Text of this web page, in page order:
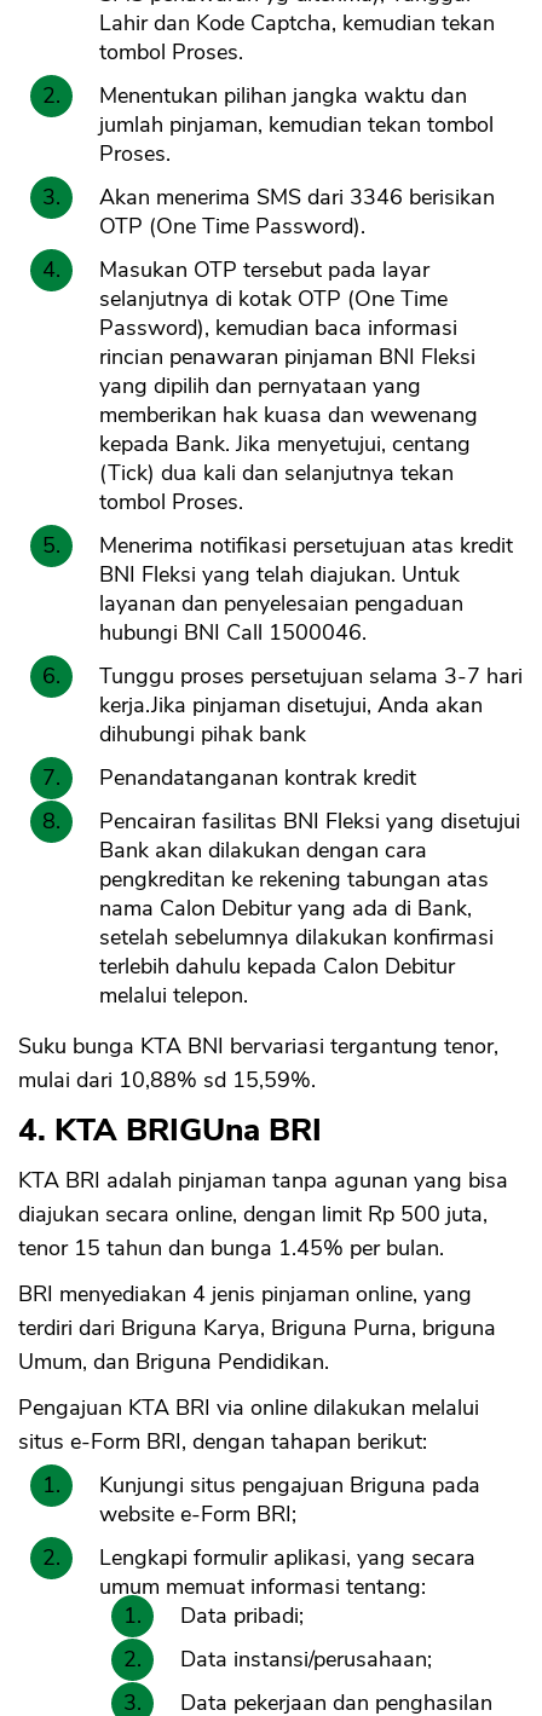
Lahir dan Kode Captcha, kemudian tekan
tombol Proses.
Menentukan pilihan jangka waktu dan
jumlah pinjaman, kemudian tekan tombol
Proses.
Akan menerima SMS dari 3346 berisikan
OTP (One Time Password).
Masukan OTP tersebut pada layar
selanjutnya di kotak OTP (One Time
Password), kemudian baca informasi
rincian penawaran pinjaman BNI Fleksi
yang dipilih dan pernyataan yang
memberikan hak kuasa dan wewenang
kepada Bank. Jika menyetujui, centang
(Tick) dua kali dan selanjutnya tekan
tombol Proses.
Menerima notifikasi persetujuan atas kredit
BNI Fleksi yang telah diajukan. Untuk
layanan dan penyelesaian pengaduan
hubungi BNI Call 1500046.
Tunggu proses persetujuan selama 3-7 hari
kerja.Jika pinjaman disetujui, Anda akan
dihubungi pihak bank
Penandatanganan kontrak kredit
Pencairan fasilitas BNI Fleksi yang disetujui
Bank akan dilakukan dengan cara
pengkreditan ke rekening tabungan atas
nama Calon Debitur yang ada di Bank,
setelah sebelumnya dilakukan konfirmasi
terlebih dahulu kepada Calon Debitur
melalui telepon.
Suku bunga KTA BNI bervariasi tergantung tenor,
mulai dari 10,88% sd 15,59%.
4. KTA BRIGUna BRI
KTA BRI adalah pinjaman tanpa agunan yang bisa
diajukan secara online, dengan limit Rp 500 juta,
tenor 15 tahun dan bunga 1.45% per bulan.
BRI menyediakan 4 jenis pinjaman online, yang
terdiri dari Briguna Karya, Briguna Purna, briguna
Umum, dan Briguna Pendidikan.
Pengajuan KTA BRI via online dilakukan melalui
situs e-Form BRI, dengan tahapan berikut:
Kunjungi situs pengajuan Briguna pada
website e-Form BRI;
Lengkapi formulir aplikasi, yang secara
umum memuat informasi tentang:
Data pribadi;
Data instansi/perusahaan;
Data pekerjaan dan penghasilan
OK
CANCEL